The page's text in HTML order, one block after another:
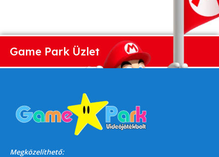
Game Park Üzlet
Megközelíthető: